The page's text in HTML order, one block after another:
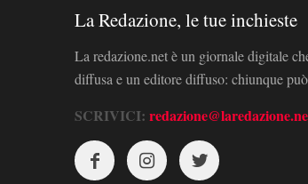
La Redazione, le tue inchieste
La redazione.net è un giornale digitale
diffusa e un editore diffuso: chiunque
SCRIVICI: